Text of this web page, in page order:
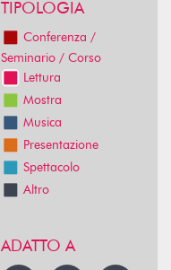
TIPOLOGIA
Conferenza /
Seminario / Corso
Lettura
Mostra
Musica
Presentazione
Spettacolo
Altro
ADATTO A